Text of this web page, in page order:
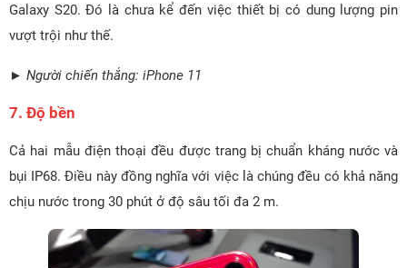
Galaxy S20. Đó là chưa kể đến việc thiết bị có dung lượng pin
vượt trội như thế.
► Người chiến thắng: iPhone 11
7. Độ bền
Cả hai mẫu điện thoại đều được trang bị chuẩn kháng nước và
bụi IP68. Điều này đồng nghĩa với việc là chúng đều có khả năng
chịu nước trong 30 phút ở độ sâu tối đa 2 m.